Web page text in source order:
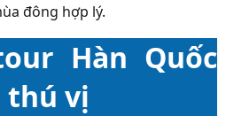
đông hợp lý.
Hàn Quốc
vị